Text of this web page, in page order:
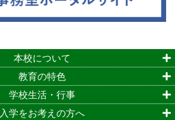
本校について
教育の特色
学校生活・行事
入学をお考えの方へ